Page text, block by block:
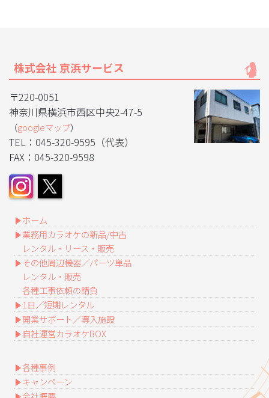
株式会社 京浜サービス
〒220-0051
神奈川県横浜市西区中央2-47-5
（googleマップ）
TEL：045-320-9595（代表）
FAX：045-320-9598
ホーム
業務用カラオケの新品/中古
レンタル・リース・販売
その他周辺機器／パーツ単品
レンタル・販売
各種工事依頼の請負
1日／短期レンタル
開業サポート／導入施設
自社運営カラオケBOX
各種事例
キャンペーン